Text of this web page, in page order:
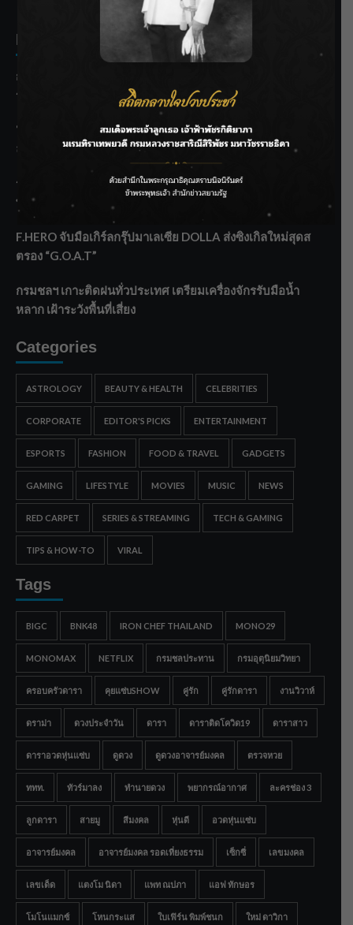
Recent Posts
กรมชลฯ รับฟังประชาชน ติดตามแก้ปัญหาโครงการประตู
ระบายน้ำศรีสองรักฯ
‘แมน การิน’ แชร์ความเชื่อชวนคิด! “อยากกินอะไรหลังจาก
ลาโลกนี้ ให้ใส่บาตรสิ่งนั้นไว้ตอนยังมีชีวิต”
ราชเลขานุการในพระองค์ฯ ติดตามโครงการหุบกะพง–ห้วย
ทรายใต้ เสริมความมั่นคงน้ำเพชรบุรี
F.HERO จับมือเกิร์ลกรุ๊ปมาเลเซีย DOLLA ส่งซิงเกิลใหม่สุดส
ตรอง “G.O.A.T”
กรมชลฯ เกาะติดฝนทั่วประเทศ เตรียมเครื่องจักรรับมือน้ำ
หลาก เฝ้าระวังพื้นที่เสี่ยง
Categories
ASTROLOGY BEAUTY & HEALTH CELEBRITIES
CORPORATE EDITOR'S PICKS ENTERTAINMENT
ESPORTS FASHION FOOD & TRAVEL GADGETS
GAMING LIFESTYLE MOVIES MUSIC NEWS
RED CARPET SERIES & STREAMING TECH & GAMING
TIPS & HOW-TO VIRAL
Tags
BIGC BNK48 IRON CHEF THAILAND MONO29
MONOMAX NETFLIX กรมชลประทาน กรมอุตุนิยมวิทยา
ครอบครัวดารา คุยแซ่บSHOW คู่รัก คู่รักดารา งานวิวาห์
ดราม่า ดวงประจำวัน ดารา ดาราติดโควิด19 ดาราสาว
ดาราอวดหุ่นแซ่บ ดูดวง ดูดวงอาจารย์มงคล ตรวจหวย
ททท. ทัวร์มาลง ทำนายดวง พยากรณ์อากาศ ละครช่อง 3
ลูกดารา สายมู สีมงคล หุ่นดี อวดหุ่นแซ่บ
อาจารย์มงคล อาจารย์มงคล รอดเที่ยงธรรม เซ็กซี่ เลขมงคล
เลขเด็ด แตงโม นิดา แพท ณปภา แอฟ ทักษอร
โมโนแมกซ์ โหนกระแส ใบเฟิร์น พิมพ์ชนก ใหม่ ดาวิกา